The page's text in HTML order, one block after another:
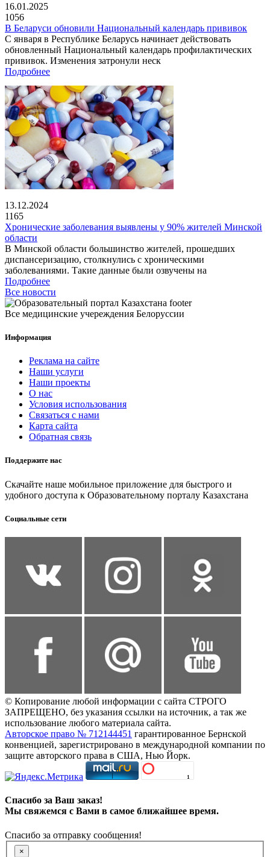
16.01.2025
1056
В Беларуси обновили Национальный календарь прививок
С января в Республике Беларусь начинает действовать
обновленный Национальный календарь профилактических
прививок. Изменения затронули неск
Подробнее
13.12.2024
1165
Хронические заболевания выявлены у 90% жителей Минской
области
В Минской области большинство жителей, прошедших
диспансеризацию, столкнулись с хроническими
заболеваниями. Такие данные были озвучены на
Подробнее
Все новости
Все медицинские учереждения Белоруссии
Информация
Реклама на сайте
Наши услуги
Наши проекты
О нас
Условия использования
Связаться с нами
Карта сайта
Обратная связь
Поддержите нас
Скачайте наше мобильное приложение для быстрого и
удобного доступа к Образовательному порталу Казахстана
Социальные сети
© Копирование любой информации с сайта СТРОГО
ЗАПРЕЩЕНО, без указания ссылки на источник, а так же
использование любого материала сайта.
Авторское право № 712144451 гарантированное Бернской
конвенцией, зарегистрировано в международной компании по
защите авторского права в США, Нью Йорк.
Спасибо за Ваш заказ!
Мы свяжемся с Вами в самое ближайшее время.
Спасибо за отправку сообщения!
×